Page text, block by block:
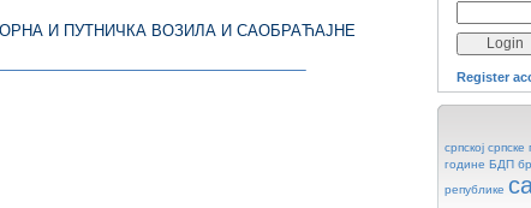
И ПУТНИЧКА ВОЗИЛА И САОБРАЋАЈНЕ
Register
српској српске
године БДП
републике